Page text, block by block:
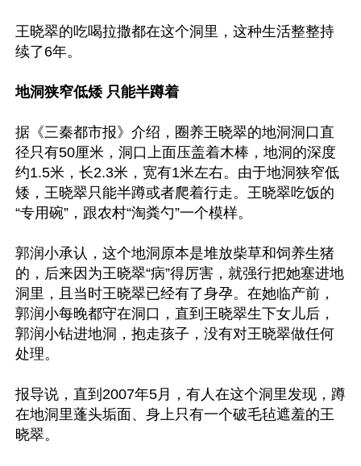
王晓翠的吃喝拉撒都在这个洞里，这种生活整整持
续了6年。
地洞狭窄低矮 只能半蹲着
据《三秦都市报》介绍，圈养王晓翠的地洞洞口直
径只有50厘米，洞口上面压盖着木棒，地洞的深度
约1.5米，长2.3米，宽有1米左右。由于地洞狭窄低
矮，王晓翠只能半蹲或者爬着行走。王晓翠吃饭的
“专用碗”，跟农村“淘粪勺”一个模样。
郭润小承认，这个地洞原本是堆放柴草和饲养生猪
的，后来因为王晓翠“病”得厉害，就强行把她塞进地
洞里，且当时王晓翠已经有了身孕。在她临产前，
郭润小每晚都守在洞口，直到王晓翠生下女儿后，
郭润小钻进地洞，抱走孩子，没有对王晓翠做任何
处理。
报导说，直到2007年5月，有人在这个洞里发现，蹲
在地洞里蓬头垢面、身上只有一个破毛毡遮羞的王
晓翠。